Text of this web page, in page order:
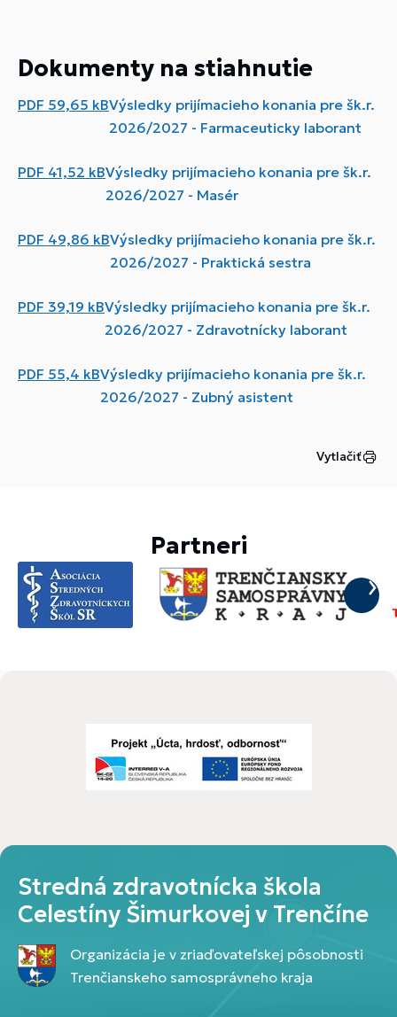
Dokumenty na stiahnutie
PDF 59,65 kBVýsledky prijímacieho konania pre šk.r.
2026/2027 - Farmaceuticky laborant
PDF 41,52 kBVýsledky prijímacieho konania pre šk.r.
2026/2027 - Masér
PDF 49,86 kBVýsledky prijímacieho konania pre šk.r.
2026/2027 - Praktická sestra
PDF 39,19 kBVýsledky prijímacieho konania pre šk.r.
2026/2027 - Zdravotnícky laborant
PDF 55,4 kBVýsledky prijímacieho konania pre šk.r.
2026/2027 - Zubný asistent
Vytlačiť
Partneri
Stredná zdravotnícka škola
Celestíny Šimurkovej v Trenčíne
Organizácia je v zriaďovateľskej pôsobnosti
Trenčianskeho samosprávneho kraja